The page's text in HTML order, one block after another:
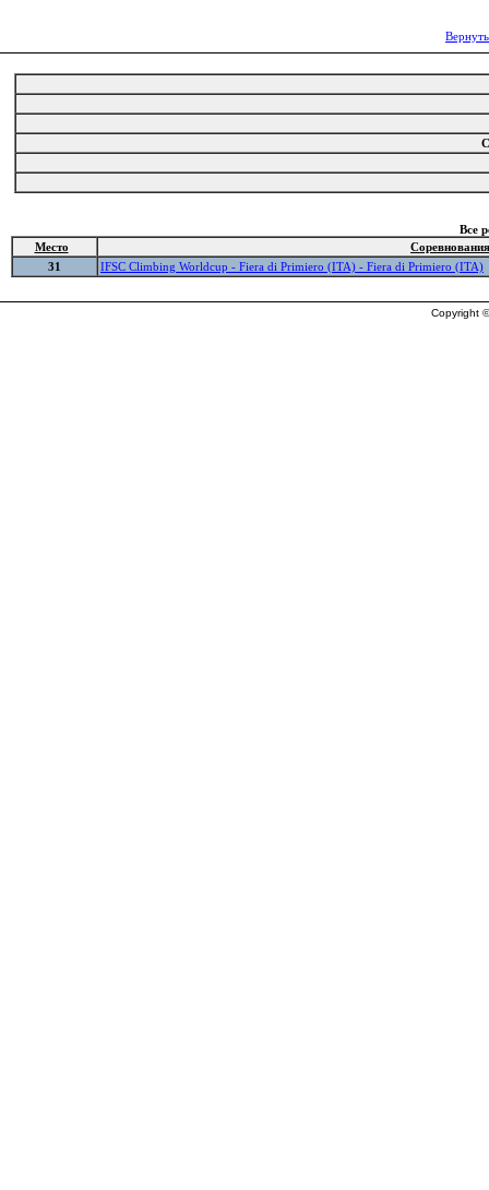
Все
Место
Соревнования
31
IFSC Climbing Worldcup - Fiera di Primiero (ITA) - Fiera di Primiero (ITA)
Copyright